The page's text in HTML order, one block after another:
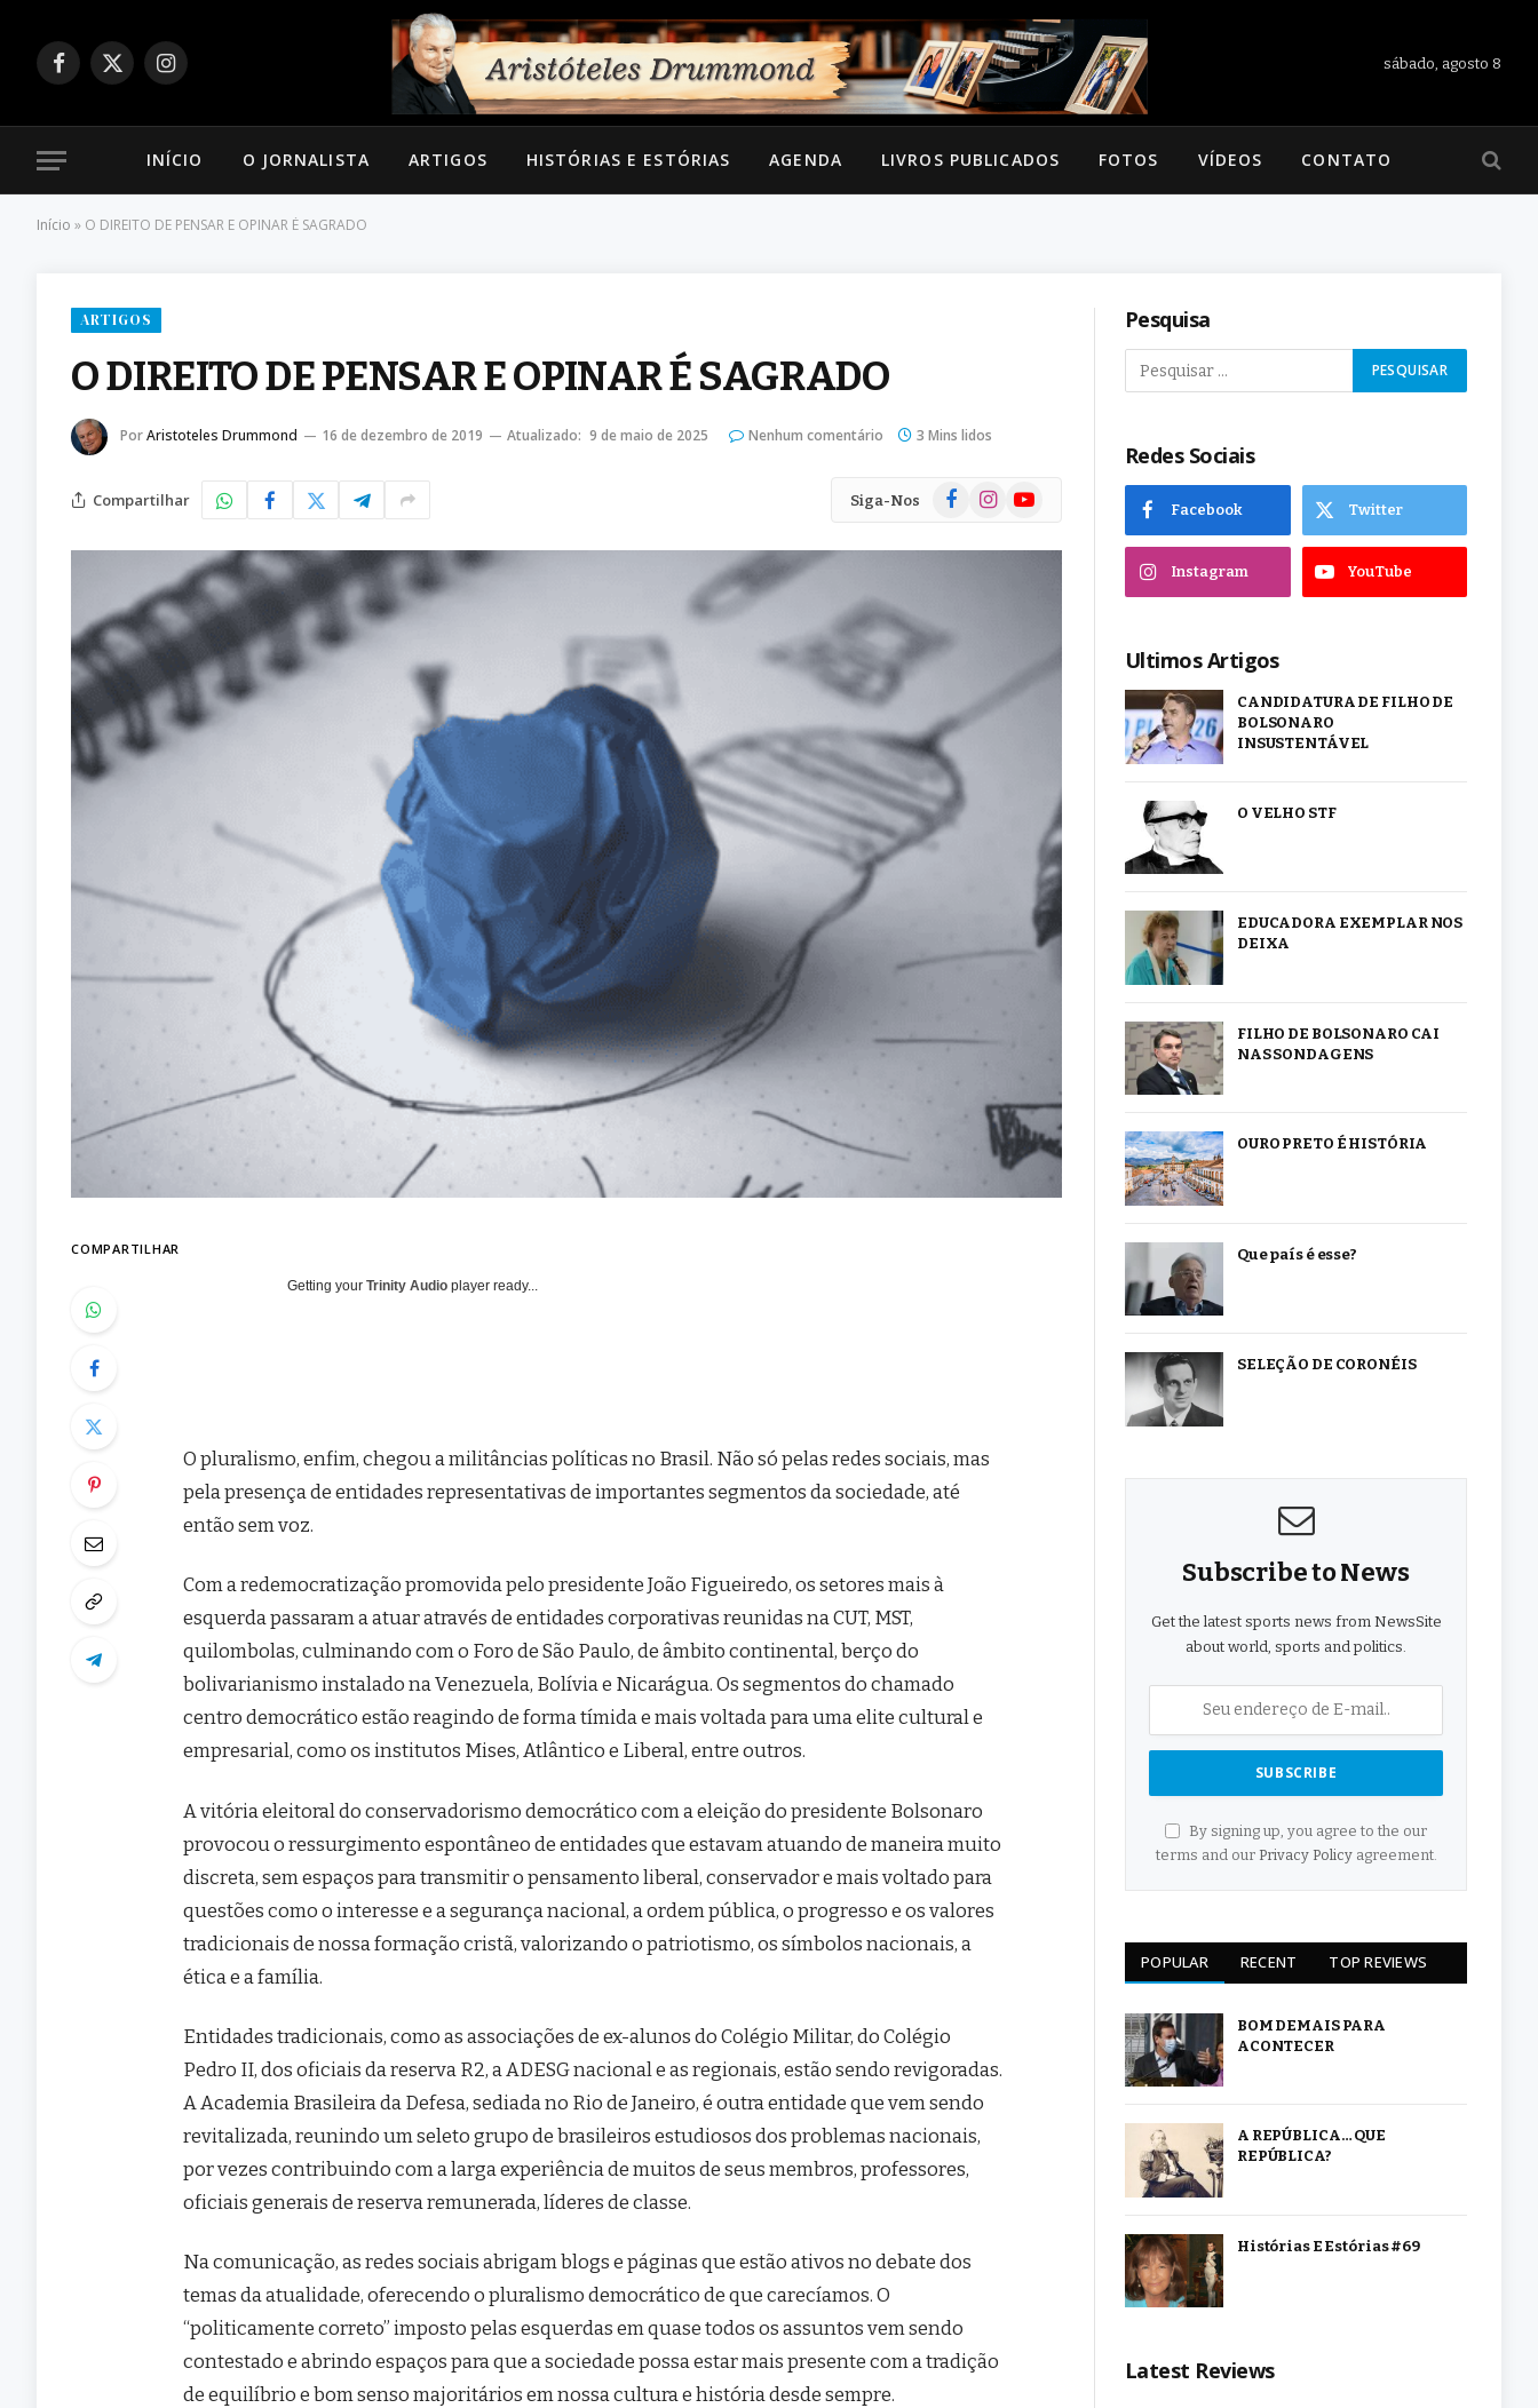
Facebook
X
Instagram
sábado, agosto 8
INÍCIO O JORNALISTA ARTIGOS HISTÓRIAS E ESTÓRIAS AGENDA LIVROS PUBLICADOS FOTOS VÍDEOS CONTATO
Início » O DIREITO DE PENSAR E OPINAR É SAGRADO
ARTIGOS
O DIREITO DE PENSAR E OPINAR É SAGRADO
PorAristoteles Drummond 16 de dezembro de 2019 Atualizado: 9 de maio de 2025 Nenhum comentário 3 Mins lidos
Compartilhar Siga-Nos FacebookInstagramYouTube
COMPARTILHAR
Getting yourTrinity Audio player ready...
O pluralismo, enfim, chegou a militâncias políticas no Brasil. Não só pelas redes sociais, mas
pela presença de entidades representativas de importantes segmentos da sociedade, até
então sem voz.
Com a redemocratização promovida pelo presidente João Figueiredo, os setores mais à
esquerda passaram a atuar através de entidades corporativas reunidas na CUT, MST,
quilombolas, culminando com o Foro de São Paulo, de âmbito continental, berço do
bolivarianismo instalado na Venezuela, Bolívia e Nicarágua. Os segmentos do chamado
centro democrático estão reagindo de forma tímida e mais voltada para uma elite cultural e
empresarial, como os institutos Mises, Atlântico e Liberal, entre outros.
A vitória eleitoral do conservadorismo democrático com a eleição do presidente Bolsonaro
provocou o ressurgimento espontâneo de entidades que estavam atuando de maneira muito
discreta, sem espaços para transmitir o pensamento liberal, conservador e mais voltado para
questões como o interesse e a segurança nacional, a ordem pública, o progresso e os valores
tradicionais de nossa formação cristã, valorizando o patriotismo, os símbolos nacionais, a
ética e a família.
Entidades tradicionais, como as associações de ex-alunos do Colégio Militar, do Colégio
Pedro II, dos oficiais da reserva R2, a ADESG nacional e as regionais, estão sendo revigoradas.
A Academia Brasileira da Defesa, sediada no Rio de Janeiro, é outra entidade que vem sendo
revitalizada, reunindo um seleto grupo de brasileiros estudiosos dos problemas nacionais,
por vezes contribuindo com a larga experiência de muitos de seus membros, professores,
oficiais generais de reserva remunerada, líderes de classe.
Na comunicação, as redes sociais abrigam blogs e páginas que estão ativos no debate dos
temas da atualidade, oferecendo o pluralismo democrático de que carecíamos. O
“politicamente correto” imposto pelas esquerdas em quase todos os assuntos vem sendo
contestado e abrindo espaços para que a sociedade possa estar mais presente com a tradição
de equilíbrio e bom senso majoritários em nossa cultura e história desde sempre.
Pesquisa
Redes Sociais
Facebook Twitter
Instagram YouTube
Ultimos Artigos
CANDIDATURA DE FILHO DE
BOLSONARO
INSUSTENTÁVEL
O VELHO STF
EDUCADORA EXEMPLAR NOS
DEIXA
FILHO DE BOLSONARO CAI
NAS SONDAGENS
OURO PRETO É HISTÓRIA
Que país é esse?
SELEÇÃO DE CORONÉIS
Subscribe to News
Get the latest sports news from NewsSite
about world, sports and politics.
By signing up, you agree to the our
terms and our Privacy Policyagreement.
POPULAR RECENT TOP REVIEWS
BOM DEMAIS PARA
ACONTECER
A REPÚBLICA… QUE
REPÚBLICA?
Histórias E Estórias #69
Latest Reviews